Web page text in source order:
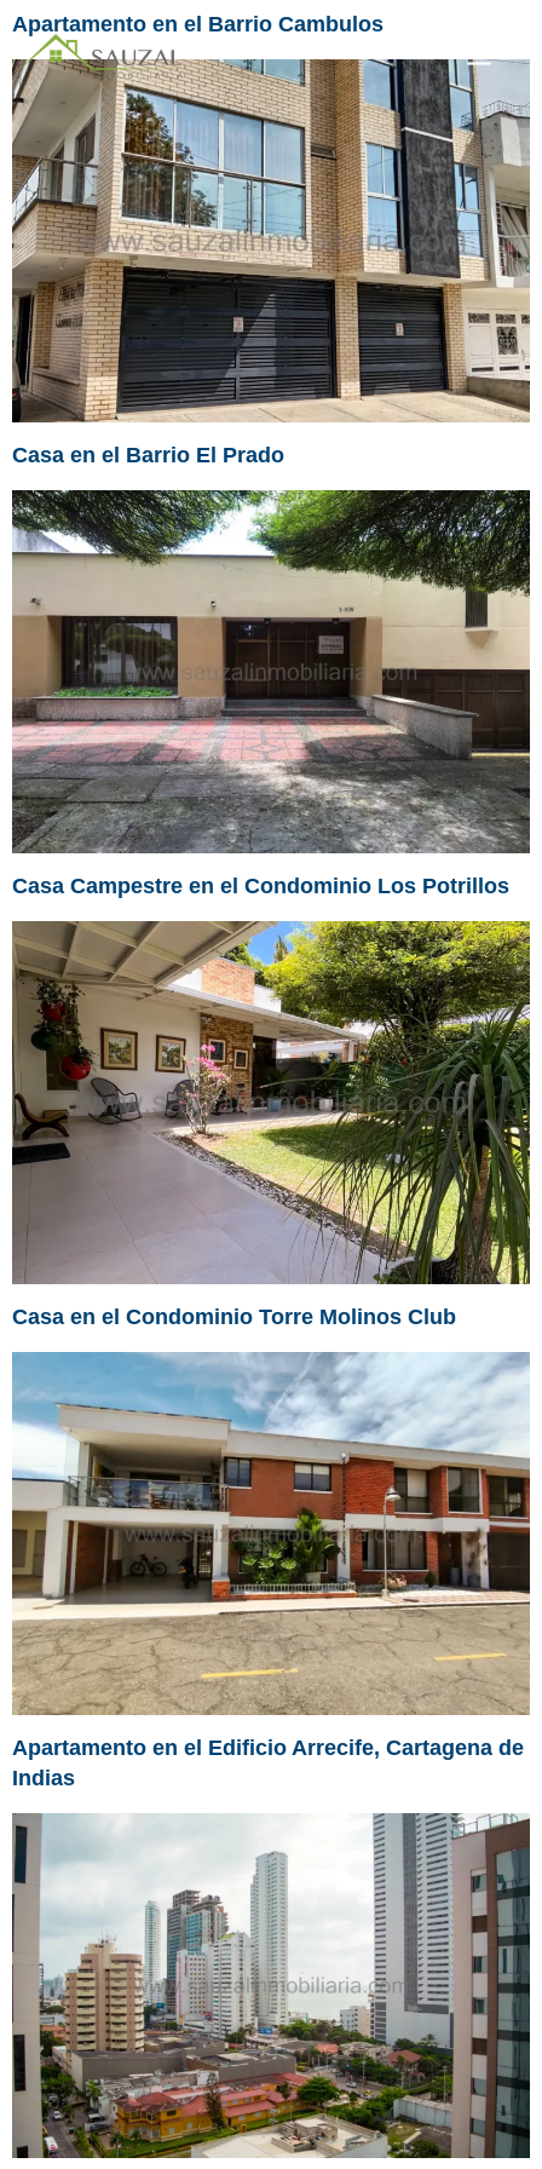
Apartamento en el Barrio Cambulos
Casa en el Barrio El Prado
Casa Campestre en el Condominio Los Potrillos
Casa en el Condominio Torre Molinos Club
Apartamento en el Edificio Arrecife, Cartagena de
Indias